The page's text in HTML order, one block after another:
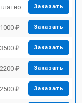
Заказать
₽ Заказать
₽ Заказать
₽ Заказать
₽ Заказать